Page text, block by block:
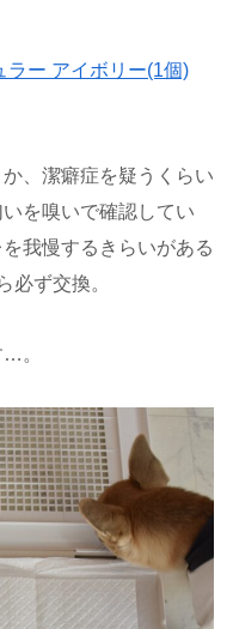
ラー アイボリー(1個)
、潔癖症を疑うくらい
を嗅いで確認してい
我慢するきらいがある
必ず交換。
。